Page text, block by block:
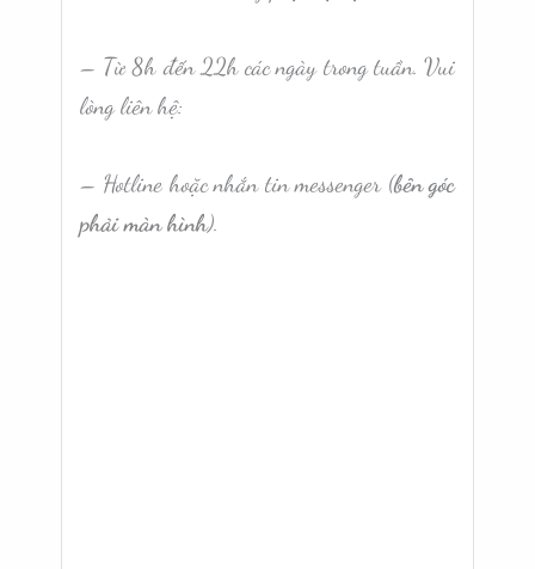
– Từ 8h đến 22h các ngày trong tuần. Vui
lòng liên hệ:
– Hotline hoặc nhắn tin messenger (bên góc
phải màn hình).